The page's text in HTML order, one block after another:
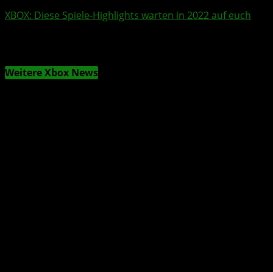
XBOX: Diese Spiele-Highlights warten in 2022auf euch
Weitere Xbox News